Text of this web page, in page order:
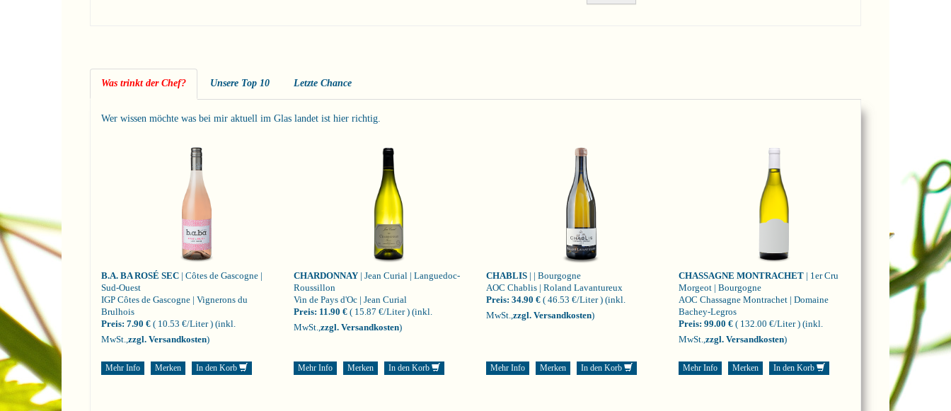
Was trinkt der Chef? Unsere Top 10 Letzte Chance
Wer wissen möchte was bei mir aktuell im Glas landet ist hier richtig.
B.A. BA ROSÉ SEC | Côtes de Gascogne |
Sud-Ouest
IGP Côtes de Gascogne | Vignerons du
Brulhois
Preis: 7.90 € ( 10.53 €/Liter ) (inkl.
MwSt., zzgl. Versandkosten)
Mehr Info Merken In den Korb
CHARDONNAY | Jean Curial | Languedoc-
Roussillon
Vin de Pays d'Oc | Jean Curial
Preis: 11.90 € ( 15.87 €/Liter ) (inkl.
MwSt., zzgl. Versandkosten)
Mehr Info Merken In den Korb
CHABLIS | | Bourgogne
AOC Chablis | Roland Lavantureux
Preis: 34.90 € ( 46.53 €/Liter ) (inkl.
MwSt., zzgl. Versandkosten)
Mehr Info Merken In den Korb
CHASSAGNE MONTRACHET | 1er Cru
Morgeot | Bourgogne
AOC Chassagne Montrachet | Domaine
Bachey-Legros
Preis: 99.00 € ( 132.00 €/Liter ) (inkl.
MwSt., zzgl. Versandkosten)
Mehr Info Merken In den Korb